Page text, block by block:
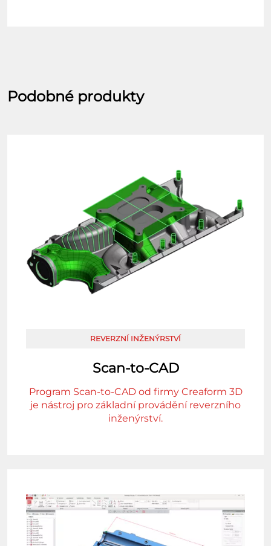
Podobné produkty
REVERZNÍ INŽENÝRSTVÍ
Scan-to-CAD
Program Scan-to-CAD od firmy Creaform 3D
je nástroj pro základní provádění reverzního
inženýrství.